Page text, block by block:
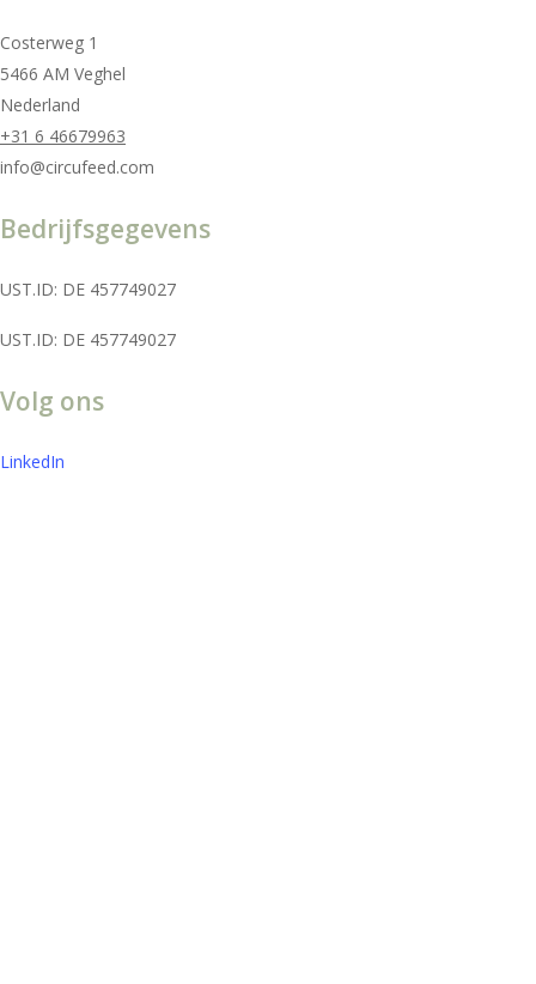
Costerweg 1
5466 AM Veghel
Nederland
+31 6 46679963
info@circufeed.com
Bedrijfsgegevens
UST.ID: DE 457749027
UST.ID: DE 457749027
Volg ons
LinkedIn